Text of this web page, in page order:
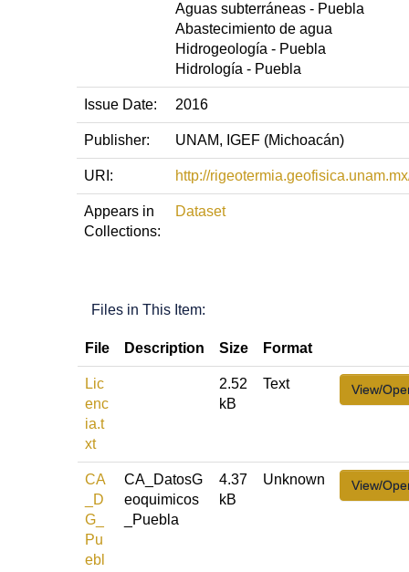
Aguas subterráneas - Puebla
Abastecimiento de agua
Hidrogeología - Puebla
Hidrología - Puebla
Issue Date: 2016
Publisher: UNAM, IGEF (Michoacán)
URI: http://
Appears in
Collections:
Dataset
Files in This Item:
File Description Size Format
Lic
enc
ia.t
xt
2.52
kB
Text View/
CA
_D
G_
Pu
ebl
CA_DatosG
eoquimicos
_Puebla
4.37
kB
Unknown View/